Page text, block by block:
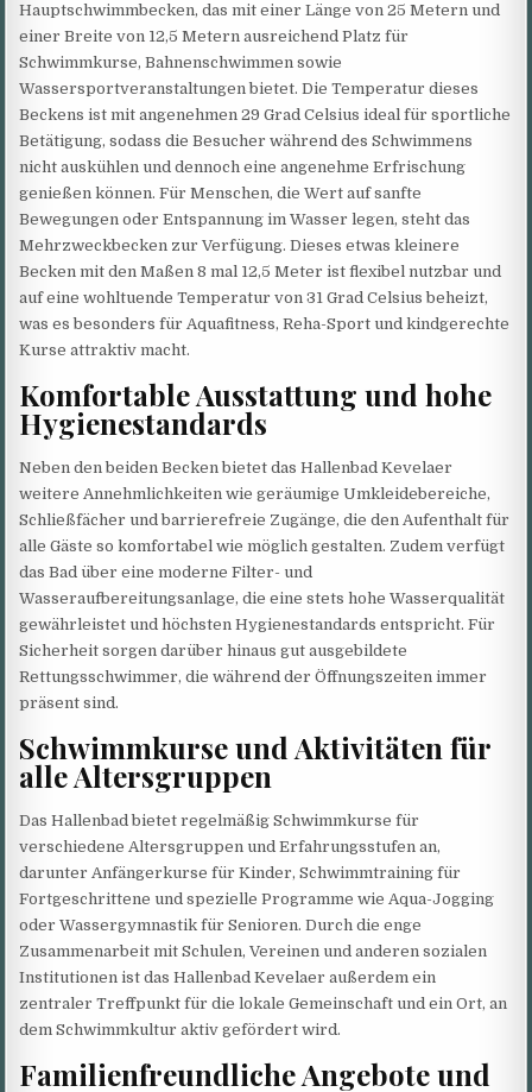
Hauptschwimmbecken, das mit einer Länge von 25 Metern und
einer Breite von 12,5 Metern ausreichend Platz für
Schwimmkurse, Bahnenschwimmen sowie
Wassersportveranstaltungen bietet. Die Temperatur dieses
Beckens ist mit angenehmen 29 Grad Celsius ideal für sportliche
Betätigung, sodass die Besucher während des Schwimmens
nicht auskühlen und dennoch eine angenehme Erfrischung
genießen können. Für Menschen, die Wert auf sanfte
Bewegungen oder Entspannung im Wasser legen, steht das
Mehrzweckbecken zur Verfügung. Dieses etwas kleinere
Becken mit den Maßen 8 mal 12,5 Meter ist flexibel nutzbar und
auf eine wohltuende Temperatur von 31 Grad Celsius beheizt,
was es besonders für Aquafitness, Reha-Sport und kindgerechte
Kurse attraktiv macht.
Komfortable Ausstattung und hohe
Hygienestandards
Neben den beiden Becken bietet das Hallenbad Kevelaer
weitere Annehmlichkeiten wie geräumige Umkleidebereiche,
Schließfächer und barrierefreie Zugänge, die den Aufenthalt für
alle Gäste so komfortabel wie möglich gestalten. Zudem verfügt
das Bad über eine moderne Filter- und
Wasseraufbereitungsanlage, die eine stets hohe Wasserqualität
gewährleistet und höchsten Hygienestandards entspricht. Für
Sicherheit sorgen darüber hinaus gut ausgebildete
Rettungsschwimmer, die während der Öffnungszeiten immer
präsent sind.
Schwimmkurse und Aktivitäten für
alle Altersgruppen
Das Hallenbad bietet regelmäßig Schwimmkurse für
verschiedene Altersgruppen und Erfahrungsstufen an,
darunter Anfängerkurse für Kinder, Schwimmtraining für
Fortgeschrittene und spezielle Programme wie Aqua-Jogging
oder Wassergymnastik für Senioren. Durch die enge
Zusammenarbeit mit Schulen, Vereinen und anderen sozialen
Institutionen ist das Hallenbad Kevelaer außerdem ein
zentraler Treffpunkt für die lokale Gemeinschaft und ein Ort, an
dem Schwimmkultur aktiv gefördert wird.
Familienfreundliche Angebote und